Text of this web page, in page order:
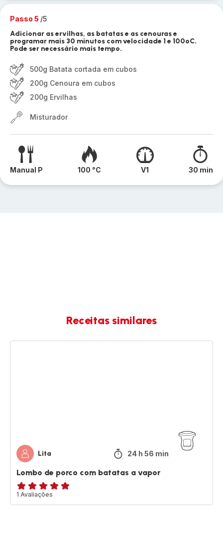
Passo 5 /5
Adicionar as ervilhas, as batatas e as cenouras e
programar mais 30 minutos com velocidade 1 e 100ºC.
Pode ser necessário mais tempo.
500g Batata cortada em cubos
200g Cenoura em cubos
200g Ervilhas
Misturador
Manual P 100 °C V1 30 min
Receitas similares
Lita 24 h 56 min
Lombo de porco com batatas a vapor
Avaliações
de
1 Avaliações